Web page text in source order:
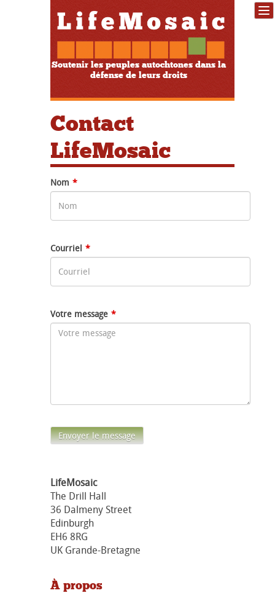
Soutenir les peuples autochtones dans la
défense de leurs droits
Contact
LifeMosaic
Leave
this
field
blank
Nom
Courriel
Votre message
Envoyer le message
LifeMosaic
The Drill Hall
36 Dalmeny Street
Edinburgh
EH6 8RG
UK Grande-Bretagne
À propos